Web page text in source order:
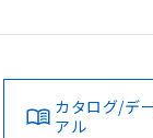
カタログ/デ
アル